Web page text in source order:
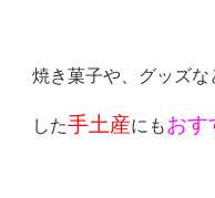
焼き菓子や、グッズな
した手土産にもおす